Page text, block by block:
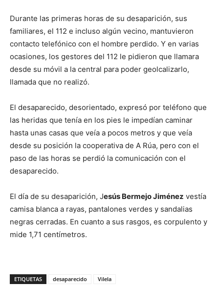
Durante las primeras horas de su desaparición, sus
familiares, el 112 e incluso algún vecino, mantuvieron
contacto telefónico con el hombre perdido. Y en varias
ocasiones, los gestores del 112 le pidieron que llamara
desde su móvil a la central para poder geolcalizarlo,
llamada que no realizó.
El desaparecido, desorientado, expresó por teléfono que
las heridas que tenía en los pies le impedían caminar
hasta unas casas que veía a pocos metros y que veía
desde su posición la cooperativa de A Rúa, pero con el
paso de las horas se perdió la comunicación con el
desaparecido.
El día de su desaparición, Jesús Bermejo Jiménez vestía
camisa blanca a rayas, pantalones verdes y sandalias
negras cerradas. En cuanto a sus rasgos, es corpulento y
mide 1,71 centímetros.
ETIQUETAS desaparecido Vilela